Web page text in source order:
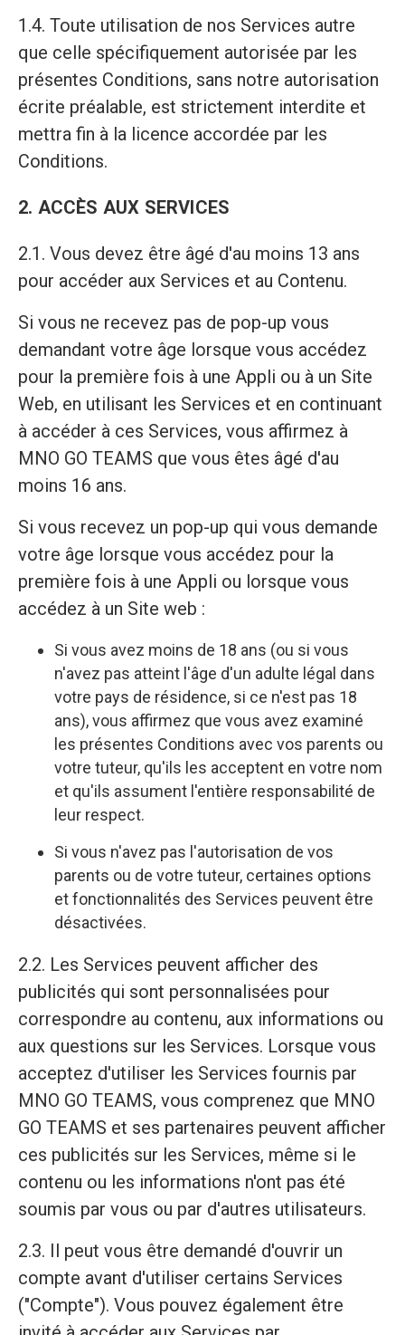
1.4. Toute utilisation de nos Services autre
que celle spécifiquement autorisée par les
présentes Conditions, sans notre autorisation
écrite préalable, est strictement interdite et
mettra fin à la licence accordée par les
Conditions.
2. ACCÈS AUX SERVICES
2.1. Vous devez être âgé d'au moins 13 ans
pour accéder aux Services et au Contenu.
Si vous ne recevez pas de pop-up vous
demandant votre âge lorsque vous accédez
pour la première fois à une Appli ou à un Site
Web, en utilisant les Services et en continuant
à accéder à ces Services, vous affirmez à
MNO GO TEAMS que vous êtes âgé d'au
moins 16 ans.
Si vous recevez un pop-up qui vous demande
votre âge lorsque vous accédez pour la
première fois à une Appli ou lorsque vous
accédez à un Site web :
Si vous avez moins de 18 ans (ou si vous
n'avez pas atteint l'âge d'un adulte légal dans
votre pays de résidence, si ce n'est pas 18
ans), vous affirmez que vous avez examiné
les présentes Conditions avec vos parents ou
votre tuteur, qu'ils les acceptent en votre nom
et qu'ils assument l'entière responsabilité de
leur respect.
Si vous n'avez pas l'autorisation de vos
parents ou de votre tuteur, certaines options
et fonctionnalités des Services peuvent être
désactivées.
2.2. Les Services peuvent afficher des
publicités qui sont personnalisées pour
correspondre au contenu, aux informations ou
aux questions sur les Services. Lorsque vous
acceptez d'utiliser les Services fournis par
MNO GO TEAMS, vous comprenez que MNO
GO TEAMS et ses partenaires peuvent afficher
ces publicités sur les Services, même si le
contenu ou les informations n'ont pas été
soumis par vous ou par d'autres utilisateurs.
2.3. Il peut vous être demandé d'ouvrir un
compte avant d'utiliser certains Services
("Compte"). Vous pouvez également être